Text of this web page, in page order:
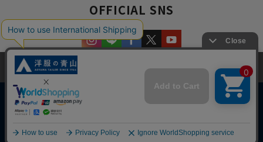
OFFICIAL SNS
Copyright © AOYAMA TRADING Co.,Ltd. All Rights Reserved
当サイトでは、快適な閲覧体験とコンテンツ改善のためにCookieを使用
しています。閲覧を続けることで、Cookieの使用に同意したものとみな
します。詳細については
同意して閉じる